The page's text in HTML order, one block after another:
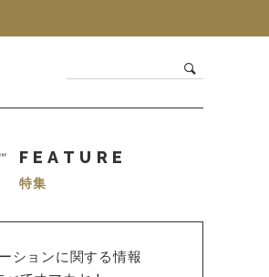
FEATURE
特集
ションに関する情報